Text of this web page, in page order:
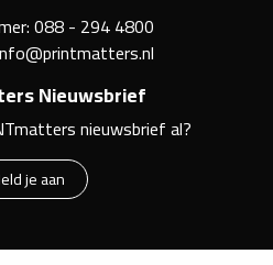
088 - 294 4800
Nieuwsbrief
nieuwsbrief al?
je aan